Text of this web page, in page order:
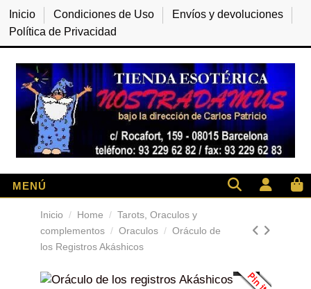
Inicio Condiciones de Uso
Envíos y devoluciones
Política de Privacidad
Inicio Home
Tarots, Oraculos y
complementos
Oraculos
Oráculo de
los Registros Akáshicos